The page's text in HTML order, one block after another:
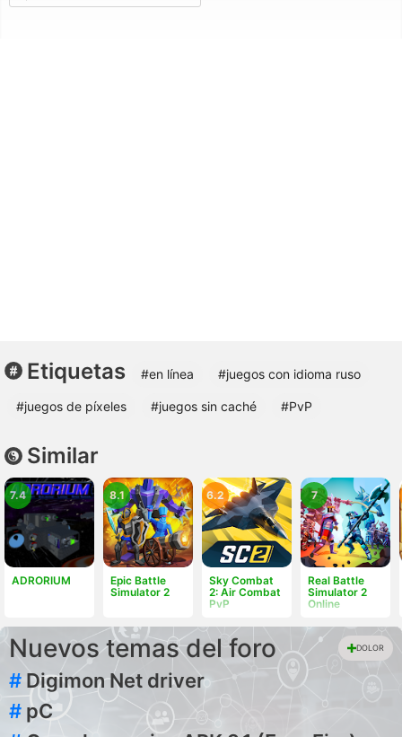
Etiquetas #en línea #juegos con idioma ruso
#juegos de píxeles #juegos sin caché #PvP
Similar
ADRORIUM
7.4
Epic Battle
Simulator 2
8.1
Sky Combat
2: Air Combat
PvP
6.2
Real Battle
Simulator 2
Online
7
Nuevos temas del foro DOLOR
# Digimon Net driver
# pC